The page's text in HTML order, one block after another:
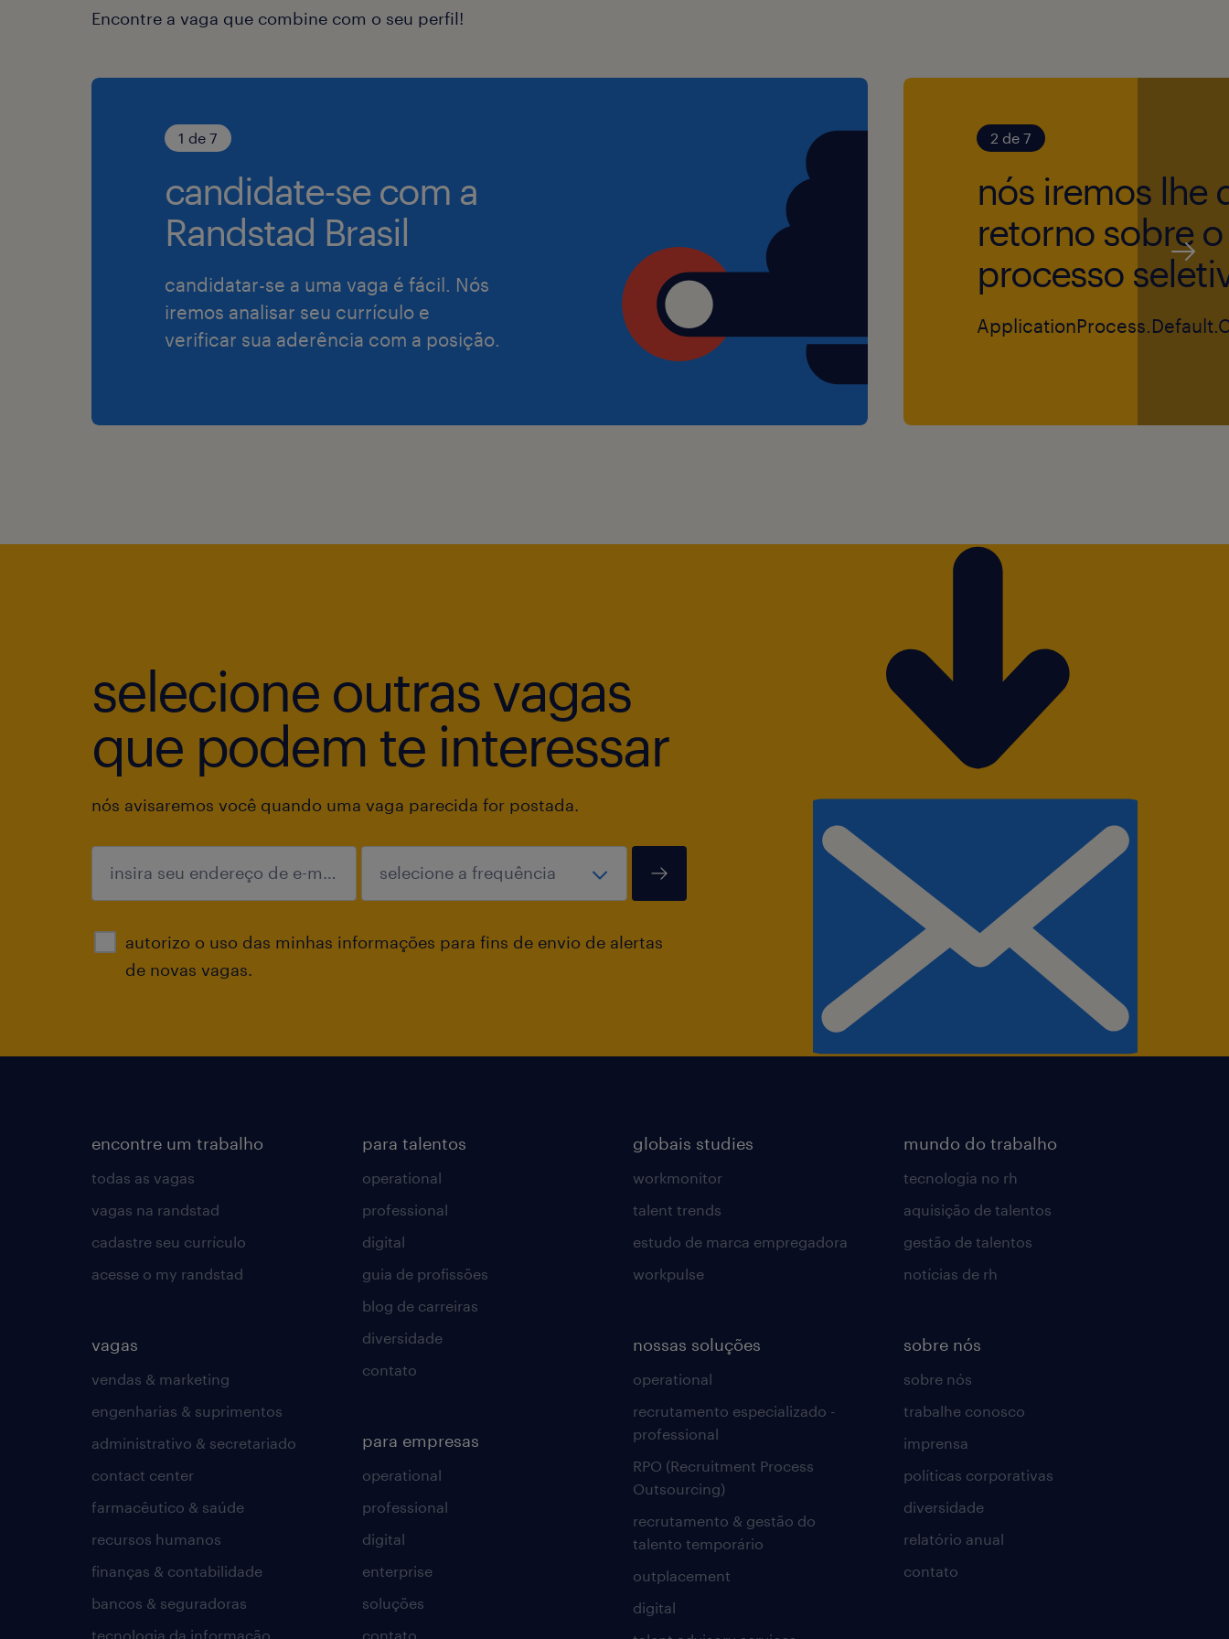
Conhecimento em padrões e processos técnicos relevantes
Familiaridade com as Normas Regulamentadoras NR35
(Trabalho em Altura) e NR10 (Segurança em Instalações e
Serviços em Eletricidade).
Habilidades para trabalhar em ambientes de complexidade de
Possuir CNH (Carro).
Inglês intermediário para comunicação técnica e compreensão
Ter disponibilidade para viagens.
Conhecimento prévio na utilização do aplicativo ISDP Mobile.
Horário de Trabalho: Disponibilidade para atuação das
Benefícios: Vale-Refeição por dia útil trabalhado Vale-
Odontológica Ajuda de custo para telefonia móvel Seguro de
vida Equipamentos de trabalho (notebook) Telemedicina Grupo
Fleury (benefício opcional) Benefício Farmácia Univers
(desconto em redes Drogasil e Droga Raia, opcional)
Encontre a vaga que combine com o seu perfil!
1 de 7
candidate-se com a
Randstad Brasil
candidatar-se a uma vaga é fácil. Nós
iremos analisar seu currículo e
verificar sua aderência com a posição.
2 de 7
nós iremos lhe
retorno sobre o
processo
selecione outras vagas
que podem te interessar
nós avisaremos você quando uma vaga parecida for postada.
autorizo o uso das minhas informações para fins de envio de alertas
de novas vagas.
enviar
encontre um trabalho
todas as vagas
vagas na randstad
cadastre seu currículo
acesse o my randstad
vagas
vendas & marketing
engenharias & suprimentos
administrativo & secretariado
contact center
farmacêutico & saúde
recursos humanos
finanças & contabilidade
bancos & seguradoras
tecnologia da informação
para talentos
operational
professional
digital
guia de profissões
blog de carreiras
diversidade
contato
para empresas
operational
professional
digital
enterprise
soluções
contato
globais studies
workmonitor
talent trends
estudo de marca empregadora
workpulse
nossas soluções
operational
recrutamento especializado -
professional
RPO (Recruitment Process
Outsourcing)
recrutamento & gestão do
talento temporário
outplacement
digital
mundo do trabalho
tecnologia no rh
aquisição de talentos
gestão de talentos
notícias de rh
sobre nós
sobre nós
trabalhe conosco
imprensa
políticas corporativas
diversidade
relatório anual
contato